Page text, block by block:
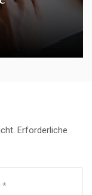
Erforderliche